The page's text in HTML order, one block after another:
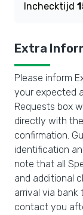
Inchecktijd
Extra
Please inform
your expected
Requests box
directly with
confirmation.
identification
note that all
and additional
arrival via bank
contact you